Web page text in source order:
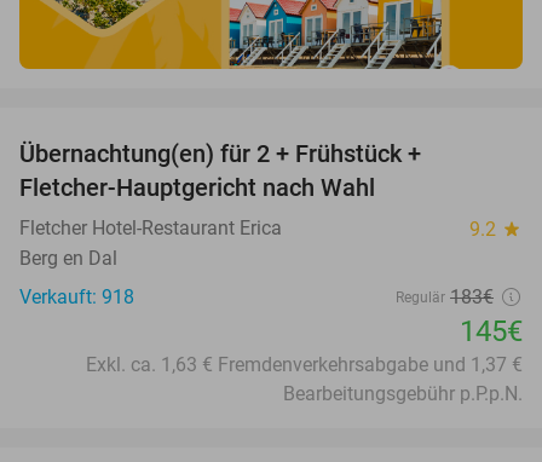
Übernachtung(en) für 2 + Frühstück +
Fletcher-Hauptgericht nach Wahl
Fletcher Hotel-Restaurant Erica 9.2 star
Berg en Dal
Verkauft: 918
Regulär 183€
145€
Exkl. ca. 1,63 € Fremdenverkehrsabgabe und 1,37 €
Bearbeitungsgebühr p.P.p.N.